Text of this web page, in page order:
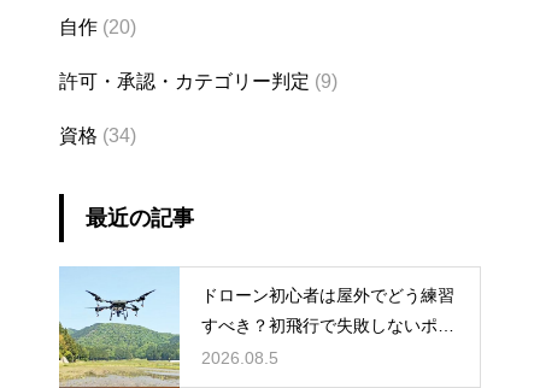
自作 (20)
許可・承認・カテゴリー判定 (9)
資格 (34)
最近の記事
ドローン初心者は屋外でどう練習
すべき？初飛行で失敗しないポイ
ント
2026.08.5